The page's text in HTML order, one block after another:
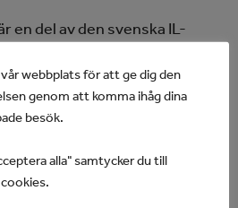
en del av den svenska IL-
STIL och GIL och
behovet av en legal
fram sin vilja.
webbplats för att ge dig den
genom att komma ihåg dina
besök.
alla" samtycker du till